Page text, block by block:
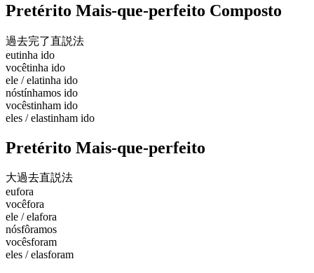
Pretérito Mais-que-perfeito Composto
過去完了直説法
eutinha ido
vocêtinha ido
ele / elatinha ido
nóstínhamos ido
vocêstinham ido
eles / elastinham ido
Pretérito Mais-que-perfeito
大過去直説法
eufora
vocêfora
ele / elafora
nósfôramos
vocêsforam
eles / elasforam